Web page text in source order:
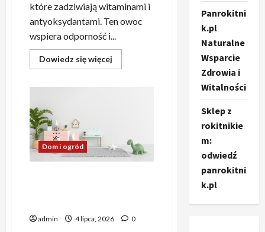
które zadziwiają witaminami i
antyoksydantami. Ten owoc
wspiera odporność i...
Dowiedz się więcej
się
Dom i ogród
admin 4 lipca, 2026 0
Panrokitni
k.pl
Naturalne
Wsparcie
Zdrowia i
Witalności
Sklep z
rokitnikie
m:
odwiedź
panrokitni
k.pl